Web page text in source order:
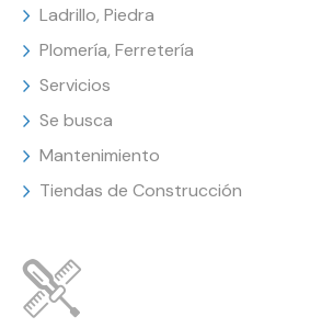
Ladrillo, Piedra
Plomería, Ferretería
Servicios
Se busca
Mantenimiento
Tiendas de Construcción